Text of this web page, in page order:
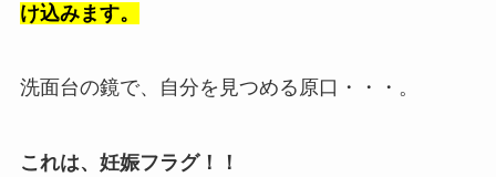
け込みます。
洗面台の鏡で、自分を見つめる原口・・・。
これは、妊娠フラグ！！